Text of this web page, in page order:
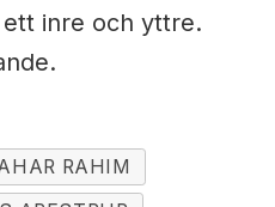
inre och yttre.
RAHIM